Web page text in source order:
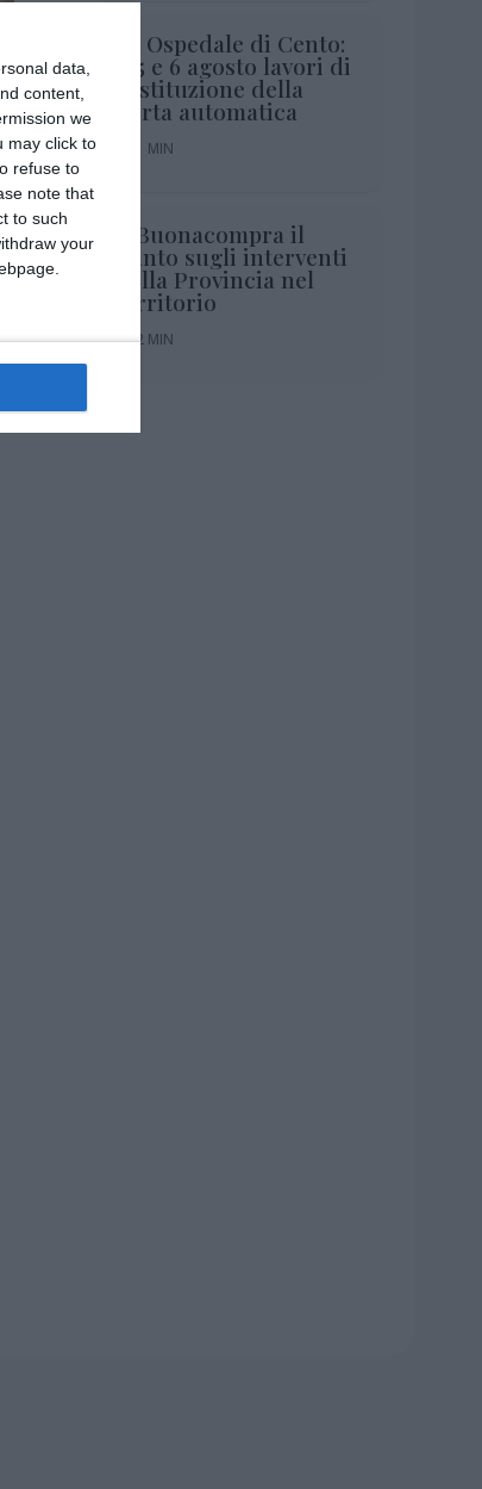
data,
content,
we
may click to
refuse to
note that
to such
your
Ps Ospedale di Cento:
il 5 e 6 agosto lavori di
sostituzione della
porta automatica
1 MIN
A Buonacompra il
punto sugli interventi
della Provincia nel
territorio
2 MIN